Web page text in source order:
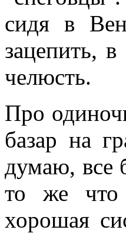
сидя в
зацепить,
челюсть.
Про
базар на
думаю, все
то же что
хорошая